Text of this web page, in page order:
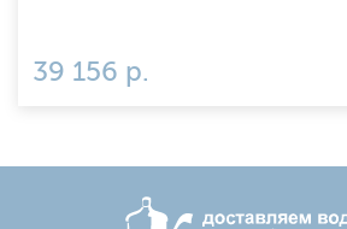
39 156 р.